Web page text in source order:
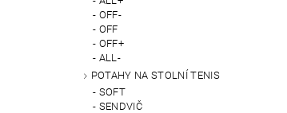
OFF-
OFF
OFF+
ALL-
POTAHY NA STOLNÍ TENIS
SOFT
SENDVIČ